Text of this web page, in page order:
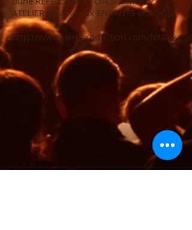
ATELIER destiné aux ENFANTS et ADOS.
http://www.jam-production.com/fetazik